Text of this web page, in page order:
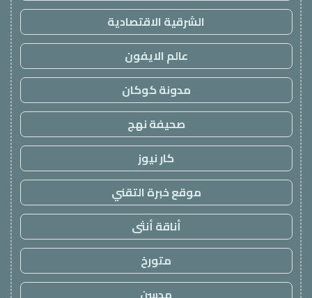
الشرقية الاقتصادية
عالم الايفون
مدونة كوكان
صحيفة نهج
كار نيوز
موقع خبرة التقني
أناقة أنثى
متورخ